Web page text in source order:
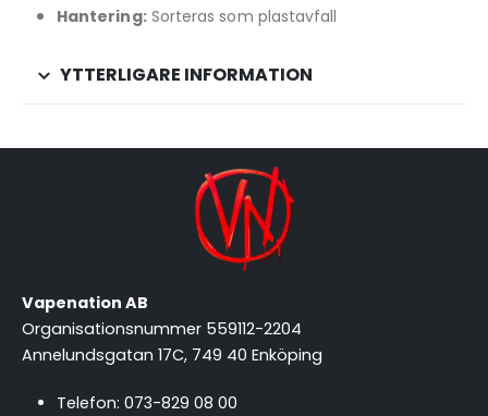
Hantering:Sorteras som plastavfall
YTTERLIGARE INFORMATION
Vapenation AB
Organisationsnummer 559112-2204
Annelundsgatan 17C, 749 40 Enköping
Telefon: 073-829 08 00